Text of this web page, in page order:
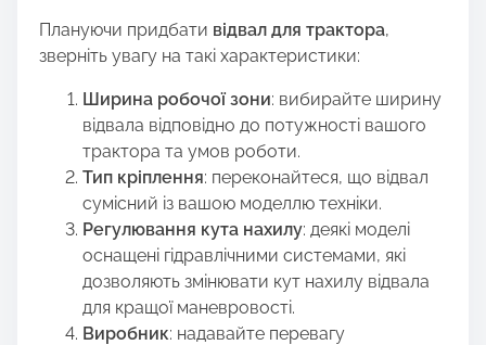
Плануючи придбати відвал для трактора,
зверніть увагу на такі характеристики:
Ширина робочої зони: вибирайте ширину
відвала відповідно до потужності вашого
трактора та умов роботи.
Тип кріплення: переконайтеся, що відвал
сумісний із вашою моделлю техніки.
Регулювання кута нахилу: деякі моделі
оснащені гідравлічними системами, які
дозволяють змінювати кут нахилу відвала
для кращої маневровості.
Виробник: надавайте перевагу